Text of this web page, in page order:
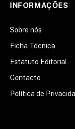
INFORMAÇÕES
Sobre nós
Ficha Técnica
Estatuto Editorial
Contacto
Política de